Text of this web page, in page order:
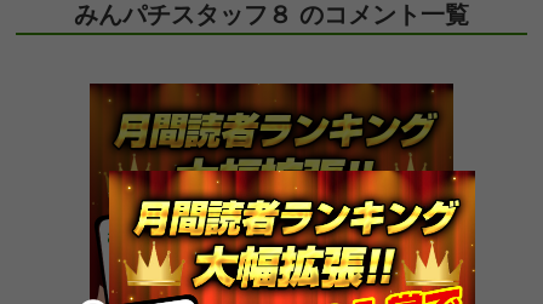
みんパチスタッフ８ のコメント一覧